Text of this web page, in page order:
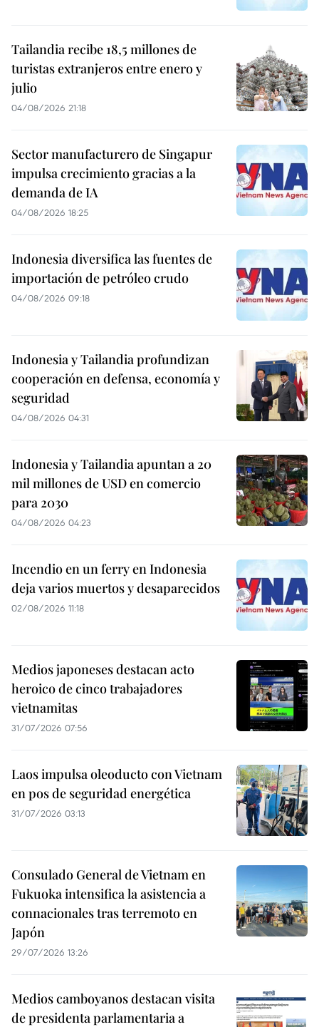
Tailandia recibe 18,5 millones de
turistas extranjeros entre enero y
julio
04/08/2026 21:18
Sector manufacturero de Singapur
impulsa crecimiento gracias a la
demanda de IA
04/08/2026 18:25
Indonesia diversifica las fuentes de
importación de petróleo crudo
04/08/2026 09:18
Indonesia y Tailandia profundizan
cooperación en defensa, economía y
seguridad
04/08/2026 04:31
Indonesia y Tailandia apuntan a 20
mil millones de USD en comercio
para 2030
04/08/2026 04:23
Incendio en un ferry en Indonesia
deja varios muertos y desaparecidos
02/08/2026 11:18
Medios japoneses destacan acto
heroico de cinco trabajadores
vietnamitas
31/07/2026 07:56
Laos impulsa oleoducto con Vietnam
en pos de seguridad energética
31/07/2026 03:13
Consulado General de Vietnam en
Fukuoka intensifica la asistencia a
connacionales tras terremoto en
Japón
29/07/2026 13:26
Medios camboyanos destacan visita
de presidenta parlamentaria a